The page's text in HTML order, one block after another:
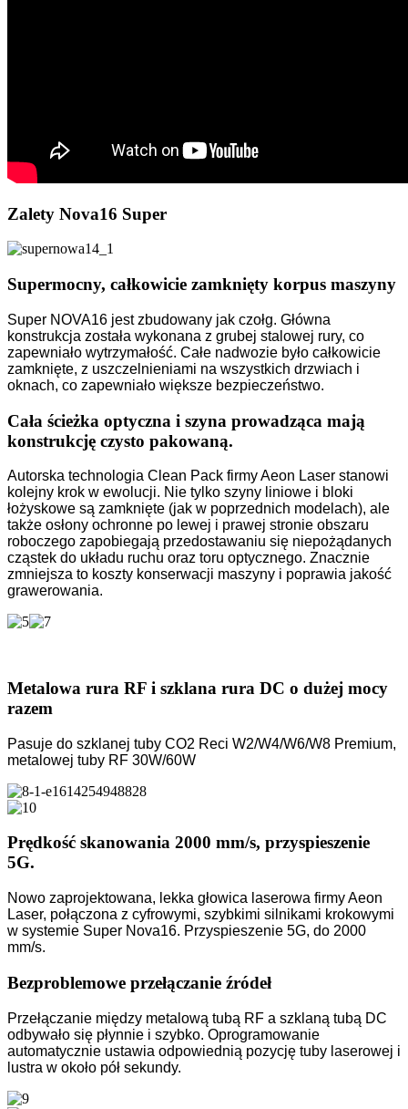
Zalety Nova16 Super
Supermocny, całkowicie zamknięty korpus maszyny
Super NOVA16 jest zbudowany jak czołg. Główna
konstrukcja została wykonana z grubej stalowej rury, co
zapewniało wytrzymałość. Całe nadwozie było całkowicie
zamknięte, z uszczelnieniami na wszystkich drzwiach i
oknach, co zapewniało większe bezpieczeństwo.
Cała ścieżka optyczna i szyna prowadząca mają
konstrukcję czysto pakowaną.
Autorska technologia Clean Pack firmy Aeon Laser stanowi
kolejny krok w ewolucji. Nie tylko szyny liniowe i bloki
łożyskowe są zamknięte (jak w poprzednich modelach), ale
także osłony ochronne po lewej i prawej stronie obszaru
roboczego zapobiegają przedostawaniu się niepożądanych
cząstek do układu ruchu oraz toru optycznego. Znacznie
zmniejsza to koszty konserwacji maszyny i poprawia jakość
grawerowania.
Metalowa rura RF i szklana rura DC o dużej mocy
razem
Pasuje do szklanej tuby CO2 Reci W2/W4/W6/W8 Premium,
metalowej tuby RF 30W/60W
Prędkość skanowania 2000 mm/s, przyspieszenie
5G.
Nowo zaprojektowana, lekka głowica laserowa firmy Aeon
Laser, połączona z cyfrowymi, szybkimi silnikami krokowymi
w systemie Super Nova16. Przyspieszenie 5G, do 2000
mm/s.
Bezproblemowe przełączanie źródeł
Przełączanie między metalową tubą RF a szklaną tubą DC
odbywało się płynnie i szybko. Oprogramowanie
automatycznie ustawia odpowiednią pozycję tuby laserowej i
lustra w około pół sekundy.